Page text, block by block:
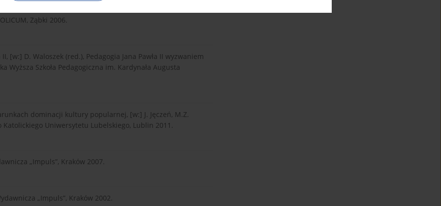
Ząbki 2006.
[w:] D. Waloszek (red.), Pedagogia Jana Pawła II wyzwaniem
Szkoła Pedagogiczna im. Kardynała Augusta
dominacji kultury popularnej, [w:] J. Jęczeń, M.Z.
Uniwersytetu Lubelskiego, Lublin 2011.
„Impuls”, Kraków 2007.
„Impuls”, Kraków 2002.